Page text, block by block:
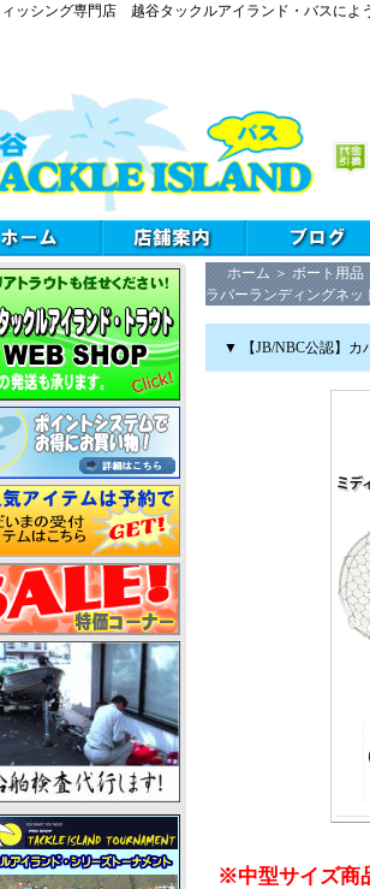
ッシング専門店 越谷タックルアイランド・バスによ
ホーム ＞ ボート用品
ラバーランディングネッ
▼ 【JB/NBC公認】カ
※中型サイズ商